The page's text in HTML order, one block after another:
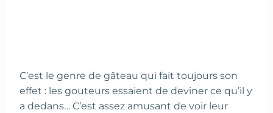
C’est le genre de gâteau qui fait toujours son
effet : les gouteurs essaient de deviner ce qu’il y
a dedans… C’est assez amusant de voir leur